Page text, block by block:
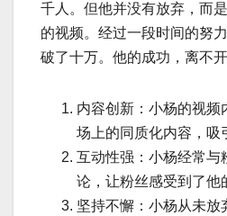
千人。但他并没有放弃，而
的视频。经过一段时间的努
破了十万。他的成功，离不
内容创新：小杨的视频
场上的同质化内容，吸
互动性强：小杨经常与
论，让粉丝感受到了他
坚持不懈：小杨从未放